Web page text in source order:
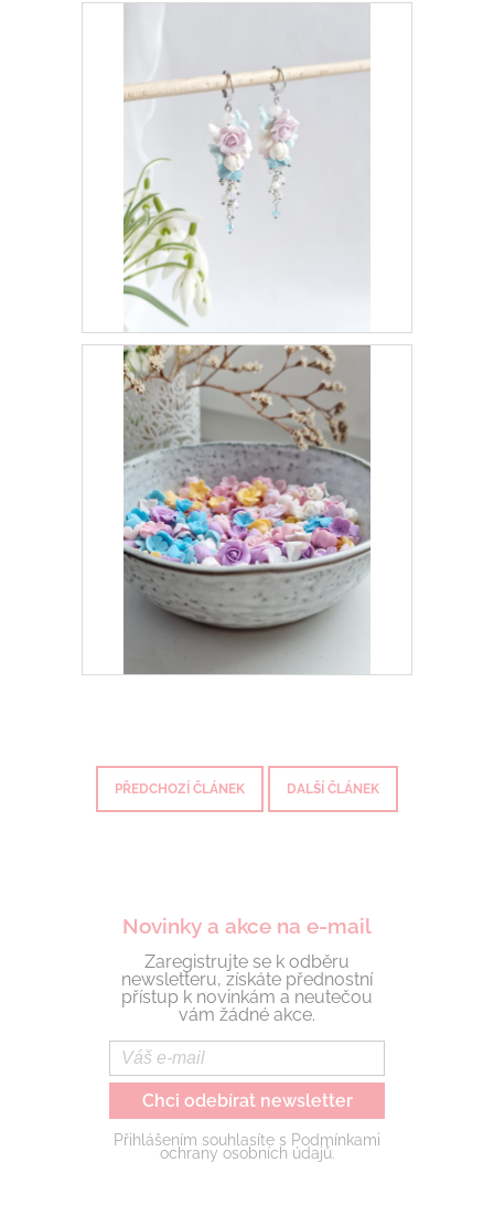
PŘEDCHOZÍ ČLÁNEK DALŠÍ ČLÁNEK
Novinky a akce na e-mail
Zaregistrujte se k odběru
newsletteru, získáte přednostní
přístup k novinkám a neutečou
vám žádné akce.
Chci odebírat newsletter
Přihlášením souhlasíte s Podmínkami
ochrany osobních údajů.